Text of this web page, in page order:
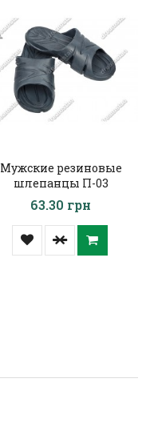
Мужские резиновые
шлепанцы П-03
63.30 грн